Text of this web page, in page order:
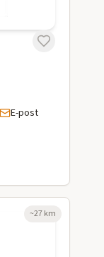
E-post
~27km